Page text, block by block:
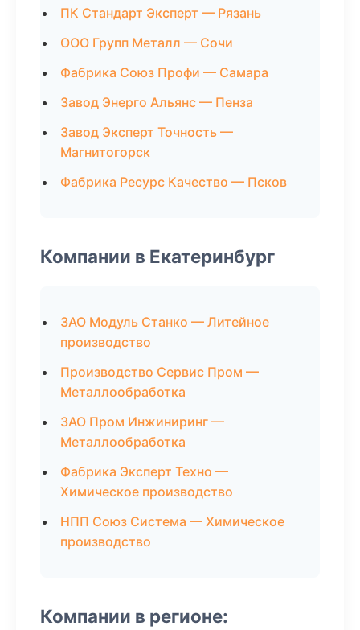
ПК Стандарт Эксперт — Рязань
ООО Групп Металл — Сочи
Фабрика Союз Профи — Самара
Завод Энерго Альянс — Пенза
Завод Эксперт Точность —
Магнитогорск
Фабрика Ресурс Качество — Псков
Компании в Екатеринбург
ЗАО Модуль Станко — Литейное
производство
Производство Сервис Пром —
Металлообработка
ЗАО Пром Инжиниринг —
Металлообработка
Фабрика Эксперт Техно —
Химическое производство
НПП Союз Система — Химическое
производство
Компании в регионе: